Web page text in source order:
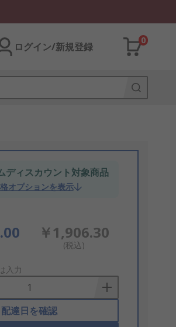
ログイン/新規登録
0
ディスカウント対象商品
オプションを表示
￥1,906.30
(税込)
入力
配達日を確認